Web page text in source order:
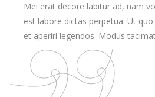
Mei erat decore labitur ad, nam
est labore dictas perpetua. Ut
et aperiri legendos. Modus